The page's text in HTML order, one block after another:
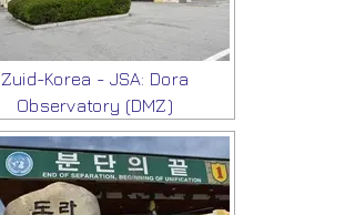
Zuid-Korea - JSA: Dora
Observatory (DMZ)